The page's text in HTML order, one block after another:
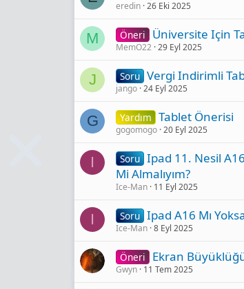
eredin 26 Eki 2025
M Öneri Üniversite Için
MemO22 29 Eyl 2025
J Soru Vergi Indirimli
jango 24 Eyl 2025
G Yardım Tablet Önerisi
gogomogo 20 Eyl 2025
I Soru Ipad 11. Nesil A16
Mi Almalıyım?
Ice-Man 11 Eyl 2025
I Soru Ipad A16 Mı
Ice-Man 8 Eyl 2025
Öneri Ekran
Gwyn 11 Tem 2025